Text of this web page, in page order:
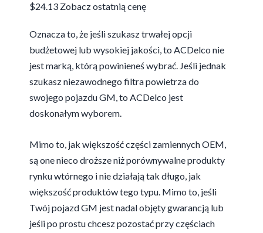
$24.13 Zobacz ostatnią cenę
Oznacza to, że jeśli szukasz trwałej opcji
budżetowej lub wysokiej jakości, to ACDelco nie
jest marką, którą powinieneś wybrać. Jeśli jednak
szukasz niezawodnego filtra powietrza do
swojego pojazdu GM, to ACDelco jest
doskonałym wyborem.
Mimo to, jak większość części zamiennych OEM,
są one nieco droższe niż porównywalne produkty
rynku wtórnego i nie działają tak długo, jak
większość produktów tego typu. Mimo to, jeśli
Twój pojazd GM jest nadal objęty gwarancją lub
jeśli po prostu chcesz pozostać przy częściach